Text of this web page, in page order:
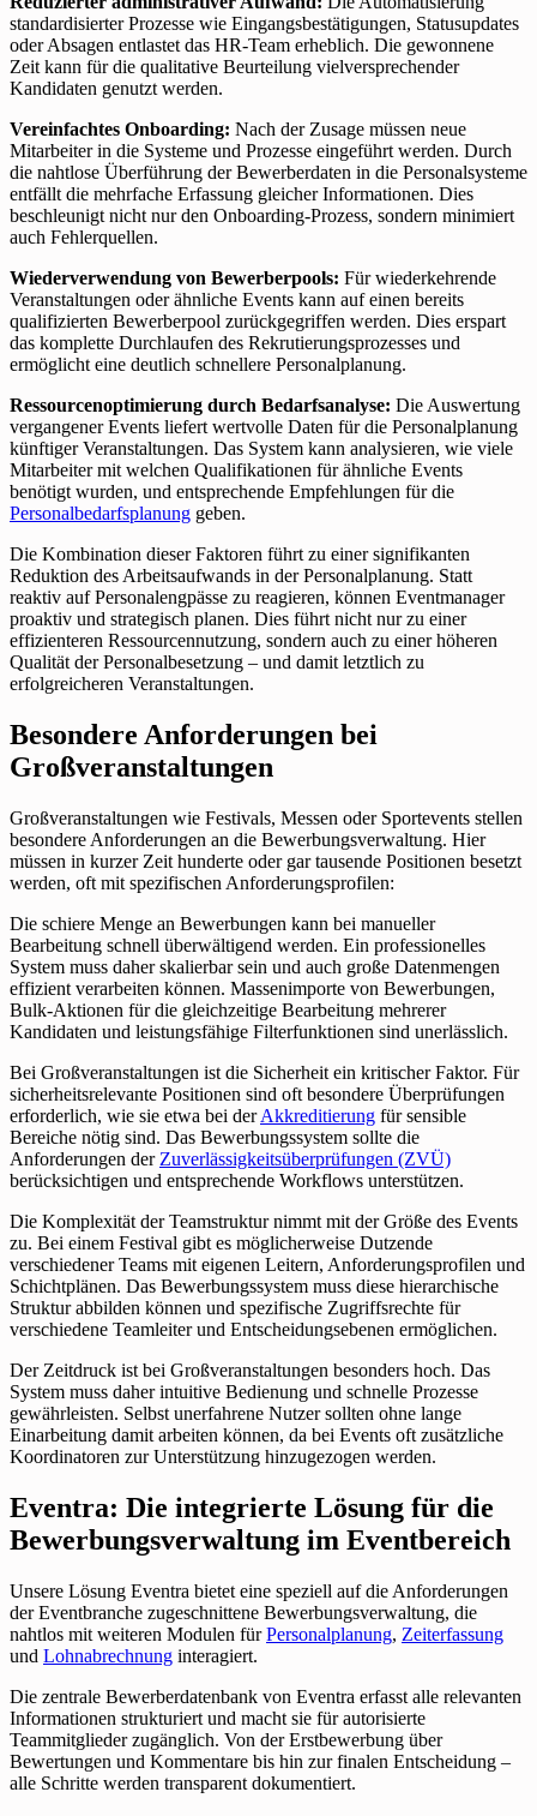
standardisierter Prozesse wie Eingangsbestätigungen, Statusupdates
oder Absagen entlastet das HR-Team erheblich. Die gewonnene
Zeit kann für die qualitative Beurteilung vielversprechender
Kandidaten genutzt werden.
Vereinfachtes Onboarding: Nach der Zusage müssen neue
Mitarbeiter in die Systeme und Prozesse eingeführt werden. Durch
die nahtlose Überführung der Bewerberdaten in die Personalsysteme
entfällt die mehrfache Erfassung gleicher Informationen. Dies
beschleunigt nicht nur den Onboarding-Prozess, sondern minimiert
auch Fehlerquellen.
Wiederverwendung von Bewerberpools: Für wiederkehrende
Veranstaltungen oder ähnliche Events kann auf einen bereits
qualifizierten Bewerberpool zurückgegriffen werden. Dies erspart
das komplette Durchlaufen des Rekrutierungsprozesses und
ermöglicht eine deutlich schnellere Personalplanung.
Ressourcenoptimierung durch Bedarfsanalyse: Die Auswertung
vergangener Events liefert wertvolle Daten für die Personalplanung
künftiger Veranstaltungen. Das System kann analysieren, wie viele
Mitarbeiter mit welchen Qualifikationen für ähnliche Events
benötigt wurden, und entsprechende Empfehlungen für die
Personalbedarfsplanung geben.
Die Kombination dieser Faktoren führt zu einer signifikanten
Reduktion des Arbeitsaufwands in der Personalplanung. Statt
reaktiv auf Personalengpässe zu reagieren, können Eventmanager
proaktiv und strategisch planen. Dies führt nicht nur zu einer
effizienteren Ressourcennutzung, sondern auch zu einer höheren
Qualität der Personalbesetzung – und damit letztlich zu
erfolgreicheren Veranstaltungen.
Besondere Anforderungen bei
Großveranstaltungen
Großveranstaltungen wie Festivals, Messen oder Sportevents stellen
besondere Anforderungen an die Bewerbungsverwaltung. Hier
müssen in kurzer Zeit hunderte oder gar tausende Positionen besetzt
werden, oft mit spezifischen Anforderungsprofilen:
Die schiere Menge an Bewerbungen kann bei manueller
Bearbeitung schnell überwältigend werden. Ein professionelles
System muss daher skalierbar sein und auch große Datenmengen
effizient verarbeiten können. Massenimporte von Bewerbungen,
Bulk-Aktionen für die gleichzeitige Bearbeitung mehrerer
Kandidaten und leistungsfähige Filterfunktionen sind unerlässlich.
Bei Großveranstaltungen ist die Sicherheit ein kritischer Faktor. Für
sicherheitsrelevante Positionen sind oft besondere Überprüfungen
erforderlich, wie sie etwa bei derAkkreditierung für sensible
Bereiche nötig sind. Das Bewerbungssystem sollte die
Anforderungen der Zuverlässigkeitsüberprüfungen (ZVÜ)
berücksichtigen und entsprechende Workflows unterstützen.
Die Komplexität der Teamstruktur nimmt mit der Größe des Events
zu. Bei einem Festival gibt es möglicherweise Dutzende
verschiedener Teams mit eigenen Leitern, Anforderungsprofilen und
Schichtplänen. Das Bewerbungssystem muss diese hierarchische
Struktur abbilden können und spezifische Zugriffsrechte für
verschiedene Teamleiter und Entscheidungsebenen ermöglichen.
Der Zeitdruck ist bei Großveranstaltungen besonders hoch. Das
System muss daher intuitive Bedienung und schnelle Prozesse
gewährleisten. Selbst unerfahrene Nutzer sollten ohne lange
Einarbeitung damit arbeiten können, da bei Events oft zusätzliche
Koordinatoren zur Unterstützung hinzugezogen werden.
Eventra: Die integrierte Lösung für die
Bewerbungsverwaltung im Eventbereich
Unsere Lösung Eventra bietet eine speziell auf die Anforderungen
der Eventbranche zugeschnittene Bewerbungsverwaltung, die
nahtlos mit weiteren Modulen fürPersonalplanung, Zeiterfassung
und Lohnabrechnung interagiert.
Die zentrale Bewerberdatenbank von Eventra erfasst alle relevanten
Informationen strukturiert und macht sie für autorisierte
Teammitglieder zugänglich. Von der Erstbewerbung über
Bewertungen und Kommentare bis hin zur finalen Entscheidung –
alle Schritte werden transparent dokumentiert.